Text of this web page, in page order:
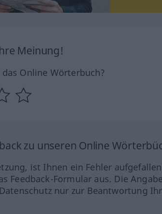
Meinung!
Online Wörterbuch?
zu unseren Online
ist Ihnen ein Fehler
Feedback-Formular aus. Die
nur zur Beantwortung